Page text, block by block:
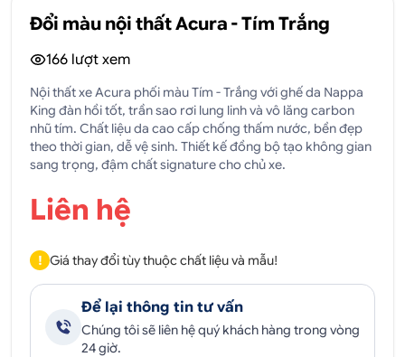
Đổi màu nội thất Acura - Tím Trắng
166 lượt xem
Nội thất xe Acura phối màu Tím - Trắng với ghế da Nappa
King đàn hồi tốt, trần sao rơi lung linh và vô lăng carbon
nhũ tím. Chất liệu da cao cấp chống thấm nước, bền đẹp
theo thời gian, dễ vệ sinh. Thiết kế đồng bộ tạo không gian
sang trọng, đậm chất signature cho chủ xe.
Liên hệ
! Giá thay đổi tùy thuộc chất liệu và mẫu!
Để lại thông tin tư vấn
Chúng tôi sẽ liên hệ quý khách hàng trong vòng
24 giờ.